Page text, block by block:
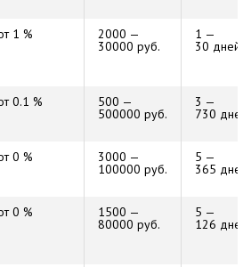
1 % 2000 —
30000 руб.
1 —
30 дней
0.1 % 500 —
500000 руб.
3 —
730 дней
0 % 3000 —
100000 руб.
5 —
365 дней
0 % 1500 —
80000 руб.
5 —
126 дней